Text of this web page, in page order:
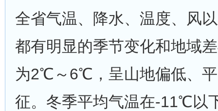
全省气温、降水、温度、风
都有明显的季节变化和地域
为2℃～6℃，呈山地偏低、
征。冬季平均气温在-11℃以